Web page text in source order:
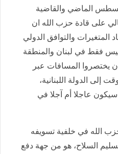
الحكومة في 5 و7 أغسطس الماضي والقاضية
على قادة حزب الله ان
المتغيرات والتوافق الدولي
فقط في لبنان والمنطقة
يختصروا المسافات عبر
إلى الدولة اللبنانية،
عاجلا أم آجلا في
الله في خلفية تسويفه
السلاح، هو من جهة دفع